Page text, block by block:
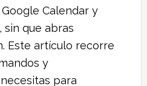
Calendar y
que abras
Este artículo recorre
y
para